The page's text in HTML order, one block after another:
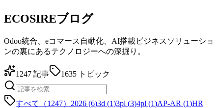
ECOSIREブログ
Odoo統合、eコマース自動化、AI搭載ビジネスソリューショ
ンの裏にあるテクノロジーへの深掘り。
1247 記事 1635 トピック
すべて（1247） 2026 (6)3d (1)3pl (3)4pl (1)AP-AR (1)HR